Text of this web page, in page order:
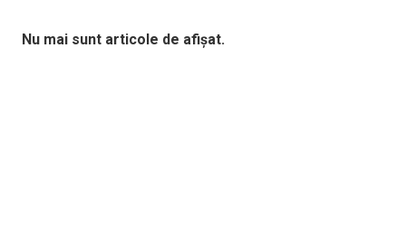
Nu mai sunt articole de afișat.